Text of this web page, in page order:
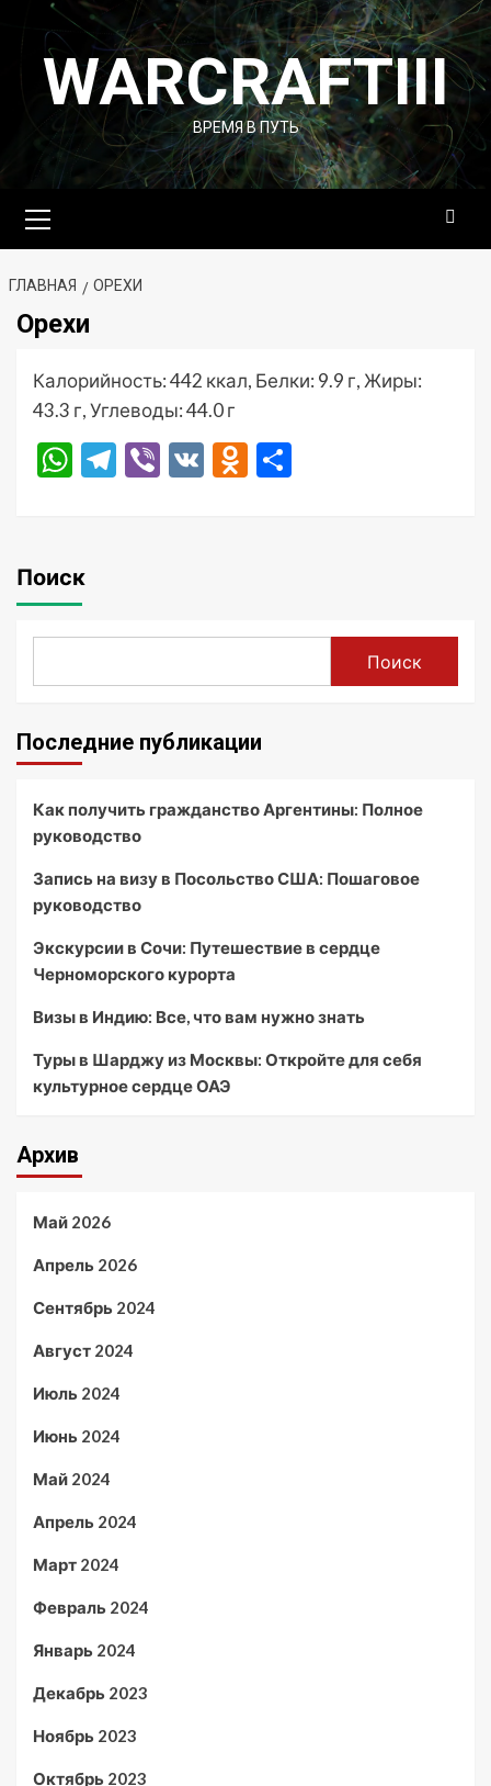
Перейти
содержимому
WARCRAFTIII
ВРЕМЯ В ПУТЬ
меню
ГЛАВНАЯ ОРЕХИ
Орехи
Калорийность: 442 ккал, Белки: 9.9 г, Жиры:
43.3 г, Углеводы: 44.0 г
WhatsApp
Telegram
Viber
VK Odnoklassniki
Поиск
Поиск
Последние публикации
Как получить гражданство Аргентины: Полное
руководство
Запись на визу в Посольство США: Пошаговое
руководство
Экскурсии в Сочи: Путешествие в сердце
Черноморского курорта
Визы в Индию: Все, что вам нужно знать
Туры в Шарджу из Москвы: Откройте для себя
культурное сердце ОАЭ
Архив
Май 2026
Апрель 2026
Сентябрь 2024
Август 2024
Июль 2024
Июнь 2024
Май 2024
Апрель 2024
Март 2024
Февраль 2024
Январь 2024
Декабрь 2023
Ноябрь 2023
Октябрь 2023